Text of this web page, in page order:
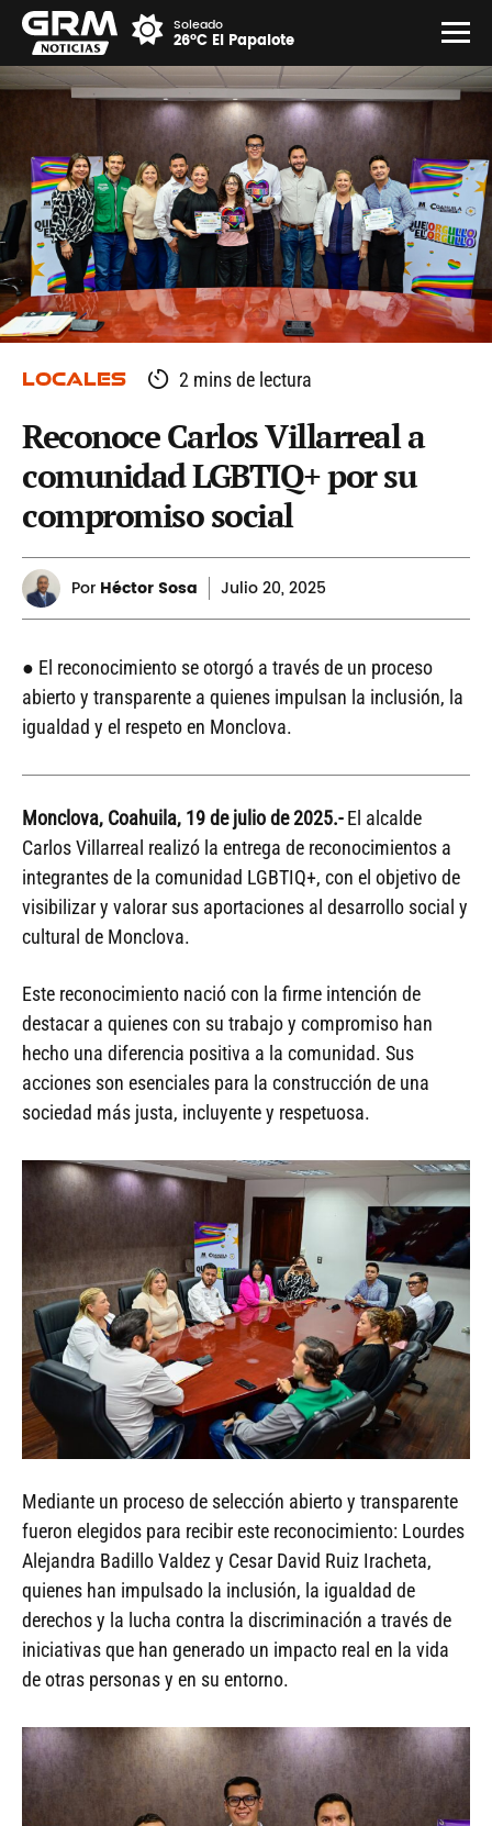
Soleado
26°C El Papalote
LOCALES 2 mins de lectura
Reconoce Carlos Villarreal a
comunidad LGBTIQ+ por su
compromiso social
Por Héctor Sosa Julio20, 2025
● El reconocimiento se otorgó a través de un proceso
abierto y transparente a quienes impulsan la inclusión, la
igualdad y el respeto en Monclova.
Monclova, Coahuila, 19 de julio de 2025.-El alcalde
Carlos Villarreal realizó la entrega de reconocimientos a
integrantes de la comunidad LGBTIQ+, con el objetivo de
visibilizar y valorar sus aportaciones al desarrollo social y
cultural de Monclova.
Este reconocimiento nació con la firme intención de
destacar a quienes con su trabajo y compromiso han
hecho una diferencia positiva a la comunidad. Sus
acciones son esenciales para la construcción de una
sociedad más justa, incluyente y respetuosa.
Mediante un proceso de selección abierto y transparente
fueron elegidos para recibir este reconocimiento: Lourdes
Alejandra Badillo Valdez y Cesar David Ruiz Iracheta,
quienes han impulsado la inclusión, la igualdad de
derechos y la lucha contra la discriminación a través de
iniciativas que han generado un impacto real en la vida
de otras personas y en su entorno.